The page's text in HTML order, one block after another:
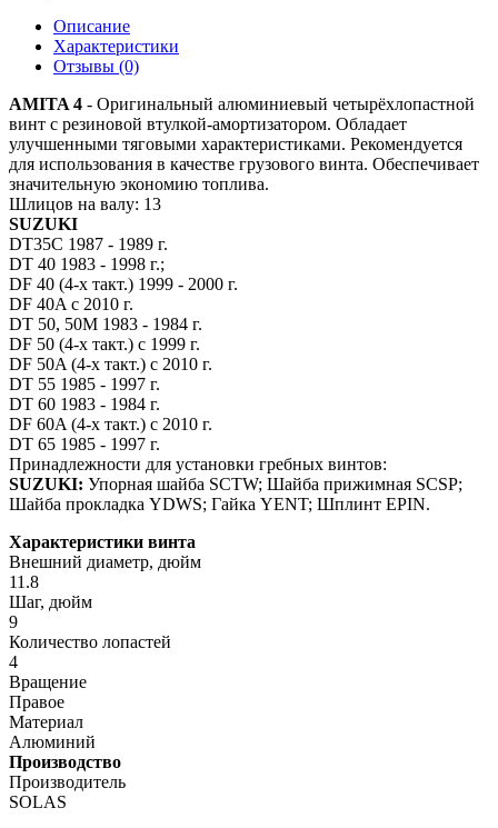
Описание
Характеристики
Отзывы (0)
AMITA 4 - Оригинальный алюминиевый четырёхлопастной
винт с резиновой втулкой-амортизатором. Обладает
улучшенными тяговыми характеристиками. Рекомендуется
для использования в качестве грузового винта. Обеспечивает
значительную экономию топлива.
Шлицов на валу: 13
SUZUKI
DT35C 1987 - 1989 г.
DT 40 1983 - 1998 г.;
DF 40 (4-х такт.) 1999 - 2000 г.
DF 40A с 2010 г.
DT 50, 50M 1983 - 1984 г.
DF 50 (4-х такт.) с 1999 г.
DF 50A (4-х такт.) с 2010 г.
DT 55 1985 - 1997 г.
DT 60 1983 - 1984 г.
DF 60A (4-х такт.) с 2010 г.
DT 65 1985 - 1997 г.
Принадлежности для установки гребных винтов:
SUZUKI: Упорная шайба SCTW; Шайба прижимная SCSP;
Шайба прокладка YDWS; Гайка YENT; Шплинт EPIN.
Характеристики винта
Внешний диаметр, дюйм
11.8
Шаг, дюйм
9
Количество лопастей
4
Вращение
Правое
Материал
Алюминий
Производство
Производитель
SOLAS